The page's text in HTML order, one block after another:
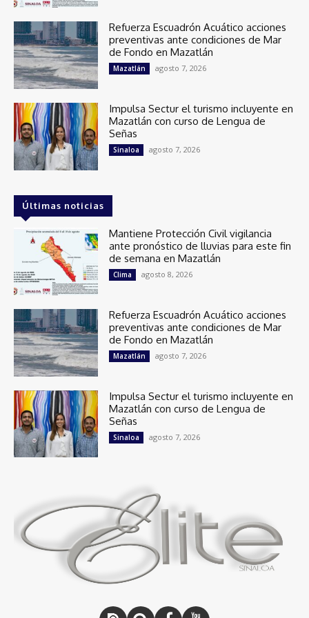
Refuerza Escuadrón Acuático acciones
preventivas ante condiciones de Mar
de Fondo en Mazatlán
Mazatlán agosto 7, 2026
Impulsa Sectur el turismo incluyente en
Mazatlán con curso de Lengua de
Señas
Sinaloa agosto 7, 2026
Últimas noticias
Mantiene Protección Civil vigilancia
ante pronóstico de lluvias para este fin
de semana en Mazatlán
Clima agosto 8, 2026
Refuerza Escuadrón Acuático acciones
preventivas ante condiciones de Mar
de Fondo en Mazatlán
Mazatlán agosto 7, 2026
Impulsa Sectur el turismo incluyente en
Mazatlán con curso de Lengua de
Señas
Sinaloa agosto 7, 2026